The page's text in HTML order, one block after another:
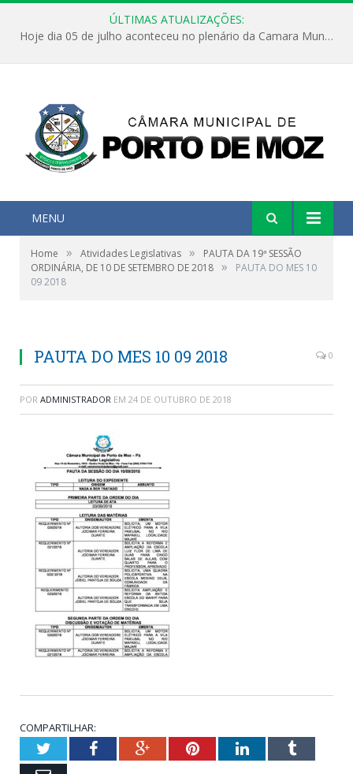
ÚLTIMAS ATUALIZAÇÕES:
Hoje dia 05 de julho aconteceu no plenário da Camara Municipal de Porto de Moz a Sessão Solene de Abertura dos Trabalhos Legislativos 2º Período da 23ª Legislatura
MENU
Home » Atividades Legislativas »
PAUTA DA 19ª SESSÃO
ORDINÁRIA, DE 10 DE SETEMBRO DE 2018 »
PAUTA DO MES 10
09 2018
PAUTA DO MES 10 09 2018 0
POR ADMINISTRADOR EM 24 DE OUTUBRO DE 2018
COMPARTILHAR:
TwitterFacebookGoogle+PinterestLinkedInTumblr